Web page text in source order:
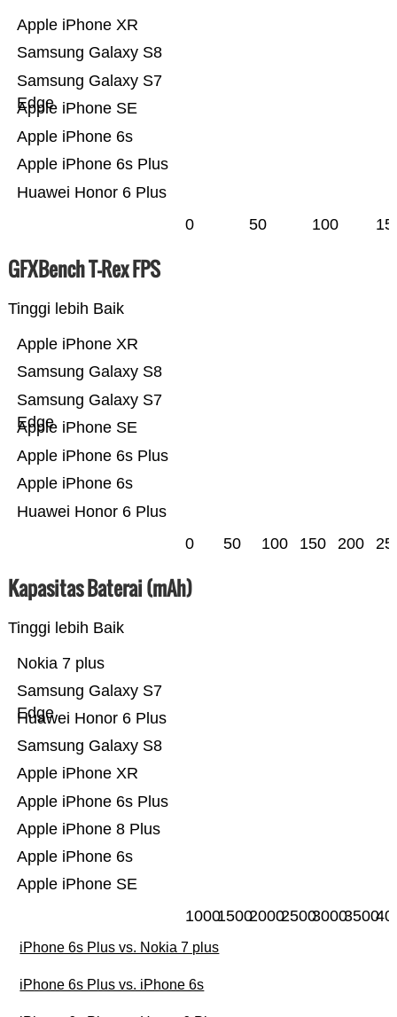
Huawei Honor 6 Plus
Apple iPhone 6s Plus
Apple iPhone 6s
Apple iPhone SE
Samsung Galaxy S7
Edge
Samsung Galaxy S8
Apple iPhone XR
0 50 100
GFXBench T-Rex FPS
Tinggi lebih Baik
Huawei Honor 6 Plus
Apple iPhone 6s
Apple iPhone 6s Plus
Apple iPhone SE
Samsung Galaxy S7
Edge
Samsung Galaxy S8
Apple iPhone XR
0 50 100 150 200
Kapasitas Baterai (mAh)
Tinggi lebih Baik
Apple iPhone SE
Apple iPhone 6s
Apple iPhone 8 Plus
Apple iPhone 6s Plus
Apple iPhone XR
Samsung Galaxy S8
Huawei Honor 6 Plus
Samsung Galaxy S7
Edge
Nokia 7 plus
100015002000250030003500
iPhone 6s Plus vs. Nokia 7 plus
iPhone 6s Plus vs. iPhone 6s